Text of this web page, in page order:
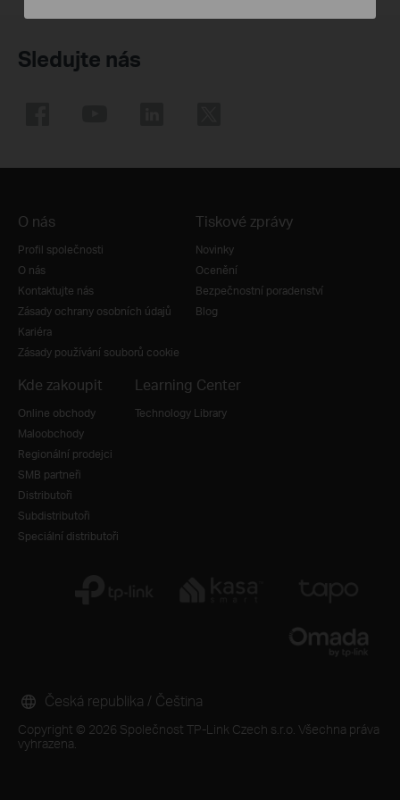
Sledujte nás
O nás
Profil společnosti
O nás
Kontaktujte nás
Zásady ochrany osobních údajů
Kariéra
Zásady používání souborů cookie
Tiskové zprávy
Novinky
Ocenění
Bezpečnostní poradenství
Blog
Kde zakoupit
Online obchody
Maloobchody
Regionální prodejci
SMB partneři
Distributoři
Subdistributoři
Speciální distributoři
Learning Center
Technology Library
Copyright © 2026 Společnost TP-Link Czech s.r.o. Všechna práva
vyhrazena.
Česká republika / Čeština